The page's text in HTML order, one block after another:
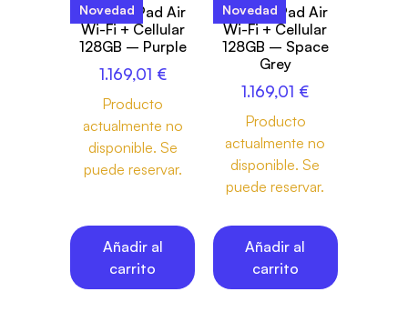
Novedad
13-inch iPad Air
Wi-Fi + Cellular
128GB – Purple
1.169,01 €
Producto
actualmente no
disponible. Se
puede reservar.
Añadir al
carrito
Novedad
13-inch iPad Air
Wi-Fi + Cellular
128GB – Space
Grey
1.169,01 €
Producto
actualmente no
disponible. Se
puede reservar.
Añadir al
carrito